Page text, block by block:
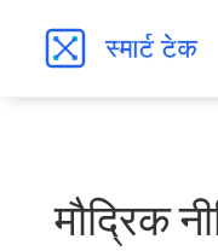
मौद्रिक